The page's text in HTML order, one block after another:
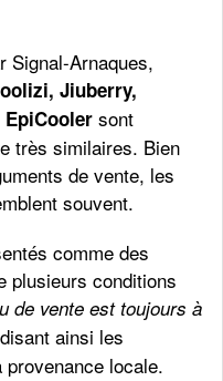
Signal-Arnaques,
Jiuberry,
sont
très similaires. Bien
de vente, les
souvent.
comme des
plusieurs conditions
de vente est toujours à
ainsi les
locale.